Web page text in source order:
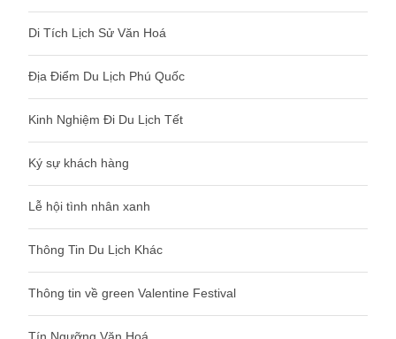
Di Tích Lịch Sử Văn Hoá
Địa Điểm Du Lịch Phú Quốc
Kinh Nghiệm Đi Du Lịch Tết
Ký sự khách hàng
Lễ hội tình nhân xanh
Thông Tin Du Lịch Khác
Thông tin về green Valentine Festival